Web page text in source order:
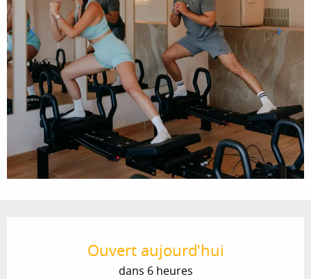
Ouvert aujourd'hui
dans 6 heures